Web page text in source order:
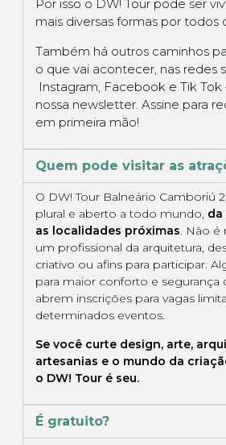
Por isso o DW! Tour pode ser
mais diversas formas por todos
Também há outros caminhos
o que vai acontecer, nas redes
Instagram, Facebook e Tik
nossa newsletter. Assine para
em primeira mão!
Quem pode visitar as
O DW! Tour Balneário Camboriú
plural e aberto a todo mundo, da
as localidades próximas. Não é
um profissional da arquitetura,
criativo ou afins para participar.
para maior conforto e segurança
abrem inscrições para vagas
determinados eventos.
Se você curte design, arte,
artesanias e o mundo da
o DW! Tour é seu.
É gratuito?